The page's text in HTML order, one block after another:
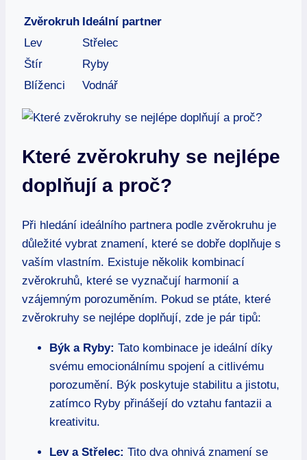
Zvěrokruh Ideální partner
Lev
Střelec
Štír
Ryby
Blíženci
Vodnář
Které zvěrokruhy se nejlépe
⁢doplňují a proč?
Při ⁢hledání ⁣ideálního partnera podle zvěrokruhu je
důležité vybrat znamení, které se dobře doplňuje⁤ s
vaším vlastním. Existuje ⁣několik kombinací ​
zvěrokruhů, které⁢ se ‍vyznačují harmonií a
vzájemným porozuměním. Pokud se ptáte, ⁢které
zvěrokruhy se ‌nejlépe ​doplňují, zde je pár tipů:
Býk a ⁢Ryby: ⁣Tato kombinace je ideální díky
svému⁣ emocionálnímu spojení a ​citlivému
porozumění. Býk poskytuje stabilitu a jistotu,
zatímco Ryby přinášejí do vztahu‌ fantazii⁢ a
kreativitu.
Lev a Střelec: Tito dva ohnivá znamení​ se